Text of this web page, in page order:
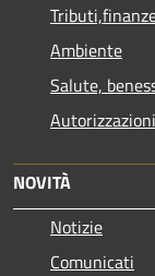
Ambiente
Salute,
Autorizzazioni
NOVITÀ
Notizie
Comunicati